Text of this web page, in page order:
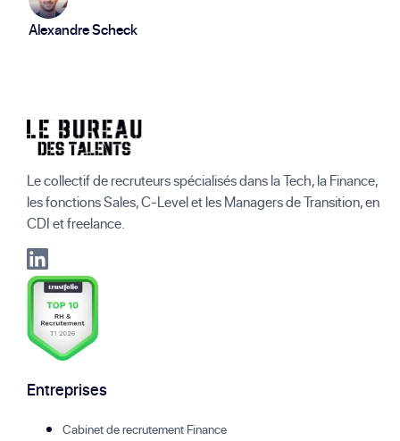
Alexandre Scheck
Le collectif de recruteurs spécialisés dans la Tech, la Finance,
les fonctions Sales, C-Level et les Managers de Transition, en
CDI et freelance.
Entreprises
Cabinet de recrutement Finance